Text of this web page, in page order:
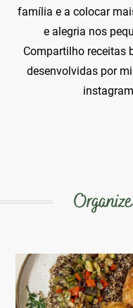
família e a colocar
e alegria nos
Compartilho receitas
desenvolvidas por